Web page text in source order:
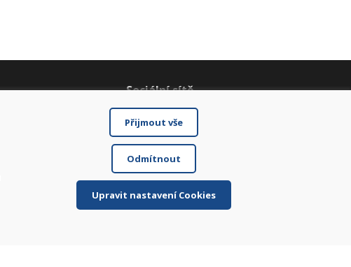
Sociální sítě
Přijmout vše
Odmítnout
Upravit nastavení Cookies